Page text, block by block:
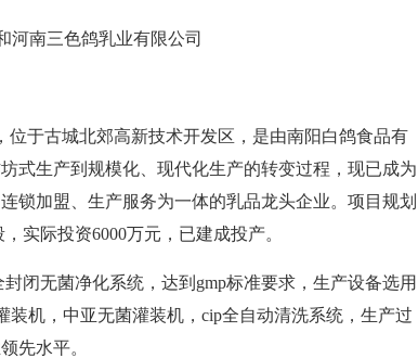
河南三色鸽乳业有限公司
位于古城北郊高新技术开发区，是由南阳白鸽食品有
式生产到规模化、现代化生产的转变过程，现已成为
锁加盟、生产服务为一体的乳品龙头企业。项目规划
实际投资6000万元，已建成投产。
闭无菌净化系统，达到gmp标准要求，生产设备选用
装机，中亚无菌灌装机，cip全自动清洗系统，生产过
先水平。